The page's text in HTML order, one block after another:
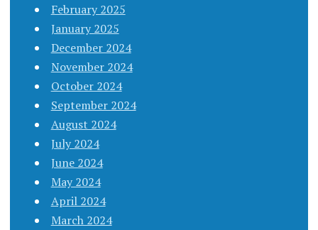
February 2025
January 2025
December 2024
November 2024
October 2024
September 2024
August 2024
July 2024
June 2024
May 2024
April 2024
March 2024